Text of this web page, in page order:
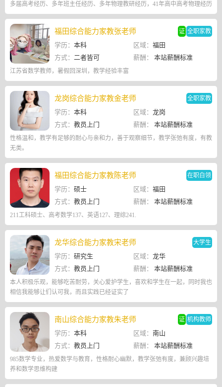
多届高考经历、多年班主任经历、多年物理教研经历，41年高中高考物理经历
福田综合能力家教张老师 证 全职家教
学历： 本科 区域： 福田
方式： 二者皆可 薪酬： 本站薪酬标准
江苏省数学教师，暑假回深圳，教学经验丰富
龙岗综合能力家教金老师 全职家教
学历： 本科 区域： 龙岗
方式： 教员上门 薪酬： 本站薪酬标准
性格温和，教学有足够的耐心与亲和力，善于观察细节，教学张弛有度，有教
无类。
福田综合能力家教陈老师 在职白领
学历： 硕士 区域： 福田
方式： 教员上门 薪酬： 本站薪酬标准
211工科硕士、高考数学137、英语127、理综241.
龙华综合能力家教宋老师 大学生
学历： 研究生 区域： 龙华
方式： 教员上门 薪酬： 本站薪酬标准
本人积极乐观，能够吃苦耐劳，关心爱护学生，喜欢和学生在一起，同时我也
相信我能够让们认可我，而且实践已经证实了
南山综合能力家教朱老师 证 机构教师
学历： 本科 区域： 南山
方式： 教员上门 薪酬： 本站薪酬标准
985数学专业，热爱数学与教育，性格耐心幽默，教学张弛有度，兼顾兴趣培
养和数学思维构建